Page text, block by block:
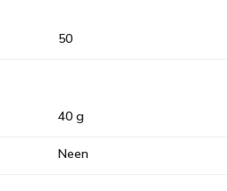
50
40 g
Neen